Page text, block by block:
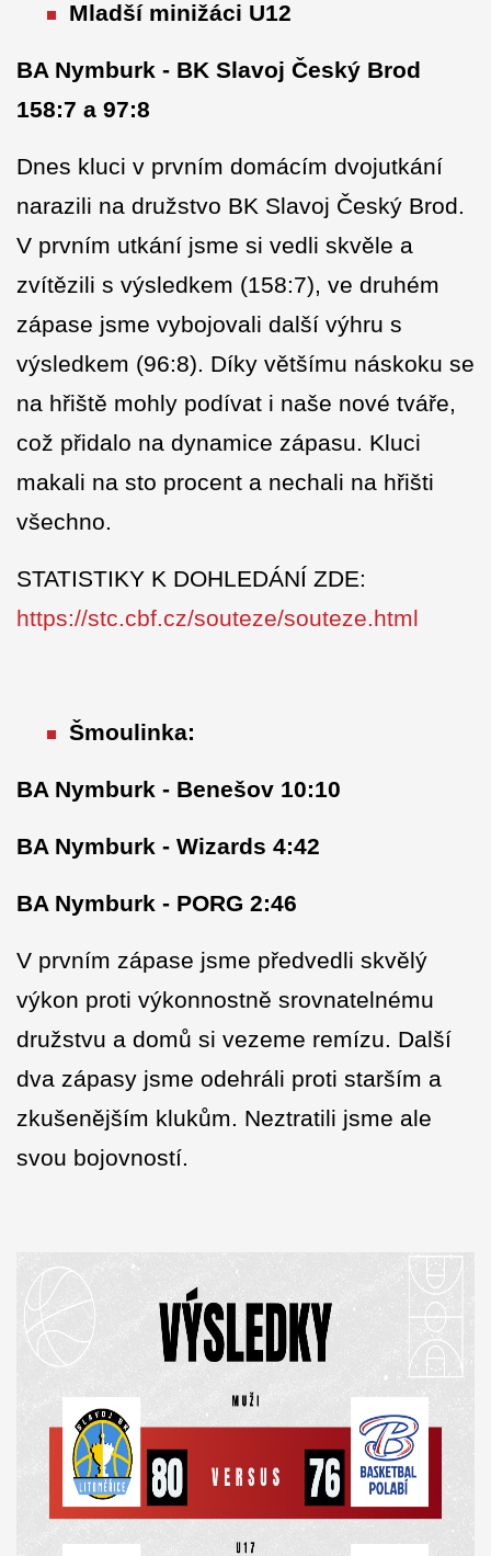
Mladší minižáci U12
BA Nymburk - BK Slavoj Český Brod
158:7 a 97:8
Dnes kluci v prvním domácím dvojutkání
narazili na družstvo BK Slavoj Český Brod.
V prvním utkání jsme si vedli skvěle a
zvítězili s výsledkem (158:7), ve druhém
zápase jsme vybojovali další výhru s
výsledkem (96:8). Díky většímu náskoku se
na hřiště mohly podívat i naše nové tváře,
což přidalo na dynamice zápasu. Kluci
makali na sto procent a nechali na hřišti
všechno.
STATISTIKY K DOHLEDÁNÍ ZDE:
https://stc.cbf.cz/souteze/souteze.html
Šmoulinka:
BA Nymburk - Benešov 10:10
BA Nymburk - Wizards 4:42
BA Nymburk - PORG 2:46
V prvním zápase jsme předvedli skvělý
výkon proti výkonnostně srovnatelnému
družstvu a domů si vezeme remízu. Další
dva zápasy jsme odehráli proti starším a
zkušenějším klukům. Neztratili jsme ale
svou bojovností.